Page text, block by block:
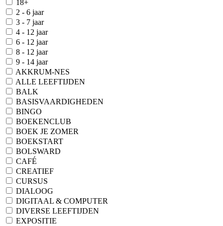
18+
2 - 6 jaar
3 - 7 jaar
4 - 12 jaar
6 - 12 jaar
8 - 12 jaar
9 - 14 jaar
AKKRUM-NES
ALLE LEEFTIJDEN
BALK
BASISVAARDIGHEDEN
BINGO
BOEKENCLUB
BOEK JE ZOMER
BOEKSTART
BOLSWARD
CAFÉ
CREATIEF
CURSUS
DIALOOG
DIGITAAL & COMPUTER
DIVERSE LEEFTIJDEN
EXPOSITIE